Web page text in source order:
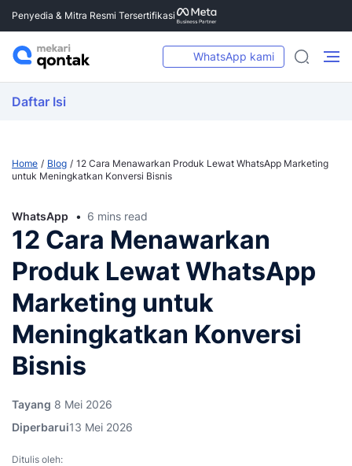
Penyedia & Mitra Resmi Tersertifikasi
WhatsApp kami
Daftar Isi
Home Blog
12 Cara Menawarkan Produk Lewat WhatsApp Marketing
untuk Meningkatkan Konversi Bisnis
WhatsApp 6 mins read
12 Cara Menawarkan
Produk Lewat WhatsApp
Marketing untuk
Meningkatkan Konversi
Bisnis
Tayang 8 Mei 2026
Diperbarui13 Mei 2026
Ditulis oleh: